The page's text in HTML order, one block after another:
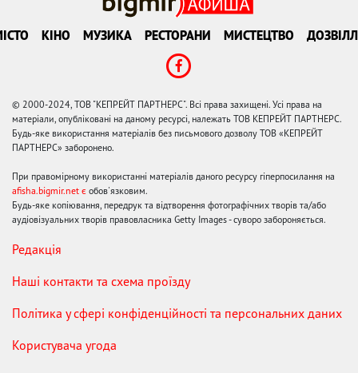
КІНО МУЗИКА РЕСТОРАНИ МИСТЕЦТВО
© 2000-2024, ТОВ "КЕПРЕЙТ ПАРТНЕРС". Всі права захищені. Усі права на
матеріали, опубліковані на даному ресурсі, належать ТОВ КЕПРЕЙТ ПАРТНЕРС.
Будь-яке використання матеріалів без письмового дозволу ТОВ «КЕПРЕЙТ
ПАРТНЕРС» заборонено.
При правомірному використанні матеріалів даного ресурсу гіперпосилання на
afisha.bigmir.net є обов'язковим.
Будь-яке копіювання, передрук та відтворення фотографічних творів та/або
аудіовізуальних творів правовласника Getty Images - суворо забороняється.
Редакція
Наші контакти та схема проїзду
Політика у сфері конфіденційності та персональних даних
Користувача угода